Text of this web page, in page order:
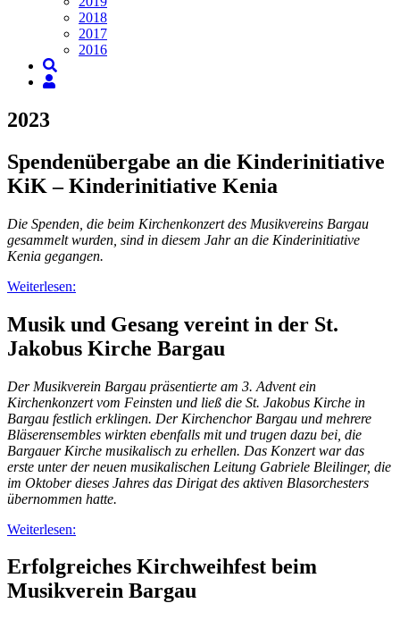
2018
2017
2016
2023
Spendenübergabe an die Kinderinitiative
KiK – Kinderinitiative Kenia
Die Spenden, die beim Kirchenkonzert des Musikvereins Bargau
gesammelt wurden, sind in diesem Jahr an die Kinderinitiative
Kenia gegangen.
Weiterlesen:
Musik und Gesang vereint in der St.
Jakobus Kirche Bargau
Der Musikverein Bargau präsentierte am 3. Advent ein
Kirchenkonzert vom Feinsten und ließ die St. Jakobus Kirche in
Bargau festlich erklingen. Der Kirchenchor Bargau und mehrere
Bläserensembles wirkten ebenfalls mit und trugen dazu bei, die
Bargauer Kirche musikalisch zu erhellen. Das Konzert war das
erste unter der neuen musikalischen Leitung Gabriele Bleilinger, die
im Oktober dieses Jahres das Dirigat des aktiven Blasorchesters
übernommen hatte.
Weiterlesen:
Erfolgreiches Kirchweihfest beim
Musikverein Bargau